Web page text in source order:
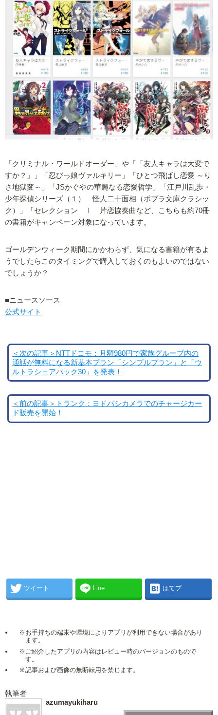
「クリミナル・ワールドオーダー」や「「友人キャラは大変で
すか？」」「忍びっ娘ヴァルキリー」「ひとつ飛ばし恋愛 ～り
さ地獄変～」「JSかぐやの華麗なる恋愛哲学」「江戸川乱歩・
少年探偵シリーズ（１） 怪人二十面相（ポプラ文庫クラシッ
ク）」「セレクション Ｉ 片恋協奏曲など、こちらも約70冊
の書籍がキャンペーン対象になっています。
ゴールデンウィーク期間にかかわらず、気になる書籍が有るよ
うでしたらこのタイミングで購入しておくのもよいのではない
でしょうか？
■ニュースソース
公式サイト
＜次の記事＞NTTドコモ：月額980円で家族グループ内の
通話が無料になる新基本プラン「シンプルプラン」と「ウ
ルトラシェアパック30」を発表！
＜前の記事＞トランク：ヨドバシカメラでのチャージカー
ド販売を開始！
ツイート Line はてブ
※お手持ちの端末や環境によりアプリが利用できない場合があり
ます。
※ご紹介したアプリの内容はレビュー時のバージョンのもので
す。
※記事および画像の無断転用を禁じます。
執筆者
azumayukiharu